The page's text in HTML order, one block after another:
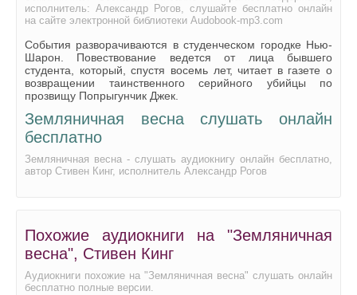
исполнитель: Александр Рогов, слушайте бесплатно онлайн
на сайте электронной библиотеки Audobook-mp3.com
События разворачиваются в студенческом городке Нью-
Шарон. Повествование ведется от лица бывшего
студента, который, спустя восемь лет, читает в газете о
возвращении таинственного серийного убийцы по
прозвищу Попрыгунчик Джек.
Земляничная весна слушать онлайн
бесплатно
Земляничная весна - слушать аудиокнигу онлайн бесплатно,
автор Стивен Кинг, исполнитель Александр Рогов
Похожие аудиокниги на "Земляничная
весна", Стивен Кинг
Аудиокниги похожие на "Земляничная весна" слушать онлайн
бесплатно полные версии.